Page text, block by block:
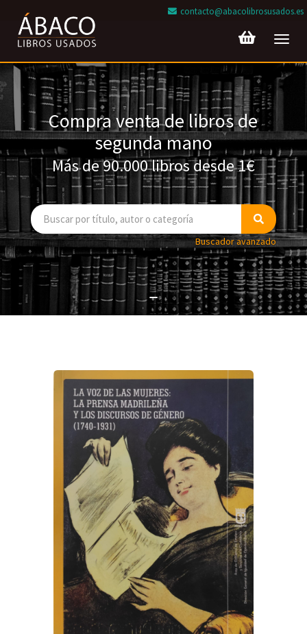
contacto@abacolibrosusados.es
Compra venta de libros de
segunda mano
Más de 90.000 libros desde 1€
Buscador avanzado